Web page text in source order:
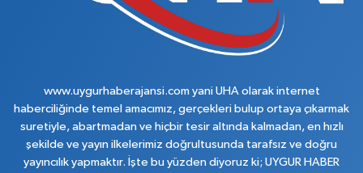
www.uygurhaberajansi.com yani UHA olarak internet
haberciliğinde temel amacımız, gerçekleri bulup ortaya çıkarmak
suretiyle, abartmadan ve hiçbir tesir altında kalmadan, en hızlı
şekilde ve yayın ilkelerimiz doğrultusunda tarafsız ve doğru
yayıncılık yapmaktır. İşte bu yüzden diyoruz ki; UYGUR HABER